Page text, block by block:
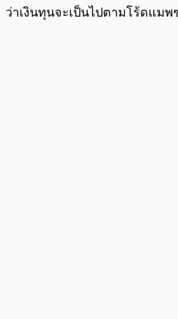
ว่าเงินทุนจะเป็นไปตามโร้ดแมพ